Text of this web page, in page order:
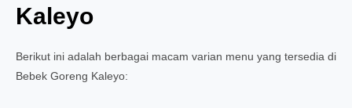
Kaleyo
Berikut ini adalah berbagai macam varian menu yang tersedia di
Bebek Goreng Kaleyo: